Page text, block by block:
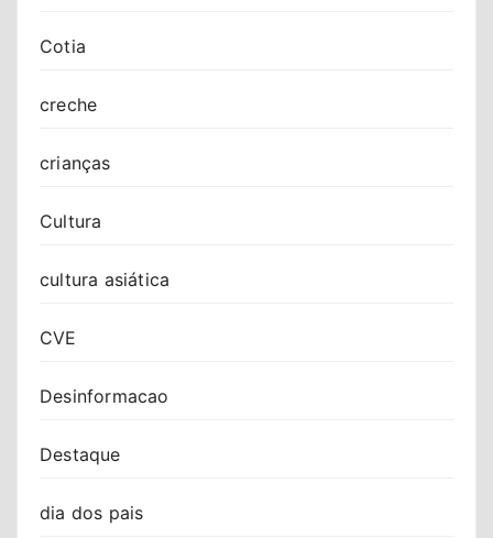
Cotia
creche
crianças
Cultura
cultura asiática
CVE
Desinformacao
Destaque
dia dos pais